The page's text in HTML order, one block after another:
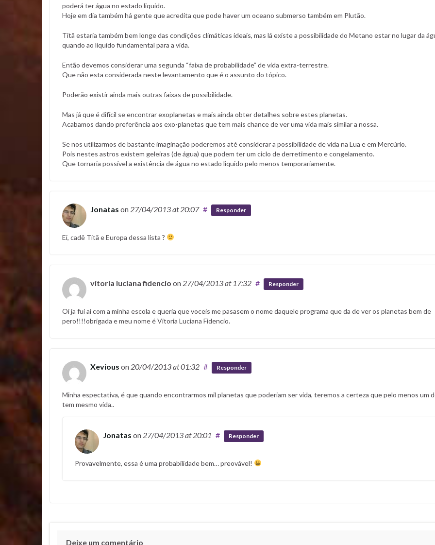
poderá ter água no estado liquido.
Hoje em dia também há gente que acredita que pode haver um oceano submerso também em Plutão.
Titã estaria também bem longe das condições climáticas ideais, mas lá existe a possibilidade do Metano estar no lugar da
quando ao liquido fundamental para a vida.
Então devemos considerar uma segunda “faixa de probabilidade” de vida extra-terrestre.
Que não esta considerada neste levantamento que é o assunto do tópico.
Poderão existir ainda mais outras faixas de possibilidade.
Mas já que é difícil se encontrar exoplanetas e mais ainda obter detalhes sobre estes planetas.
Acabamos dando preferência aos exo-planetas que tem mais chance de ver uma vida mais similar a nossa.
Se nos utilizarmos de bastante imaginação poderemos até considerar a possibilidade de vida na Lua e em Mercúrio.
Pois nestes astros existem geleiras (de água) que podem ter um ciclo de derretimento e congelamento.
Que tornaria possível a existência de água no estado liquido pelo menos temporariamente.
Jonatas on 27/04/2013at 20:07 # Responder
Ei, cadê Titã e Europa dessa lista ?
vitoria luciana fidencio on 27/04/2013at 17:32 # Responder
Oi ja fui ai com a minha escola e queria que voceis me pasasem o nome daquele programa que da de ver os planetas bem de
pero!!!!obrigada e meu nome é Vitoria Luciana Fidencio.
Xevious on 20/04/2013at 01:32 # Responder
Minha espectativa, é que quando encontrarmos mil planetas que poderiam ser vida, teremos a certeza que pelo menos um
tem mesmo vida..
Jonatas on 27/04/2013at 20:01 # Responder
Provavelmente, essa é uma probabilidade bem… preovável!
Deixe um comentário